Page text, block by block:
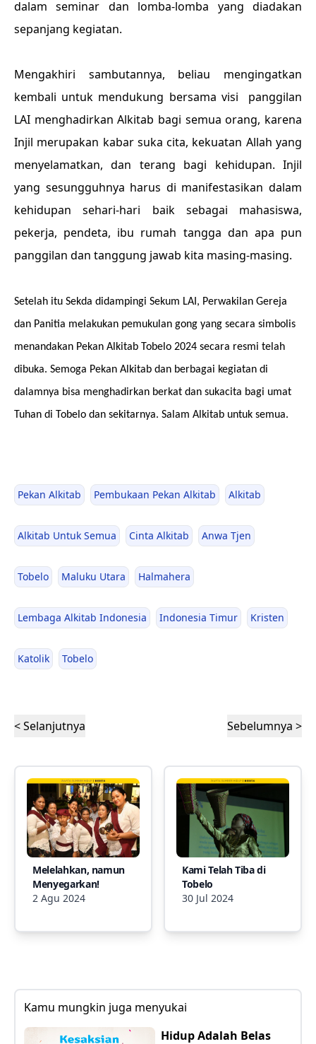
dalam seminar dan lomba-lomba yang diadakan
sepanjang kegiatan.
Mengakhiri sambutannya, beliau mengingatkan
kembali untuk mendukung bersama visi
panggilan
LAI menghadirkan Alkitab bagi semua orang, karena
Injil merupakan kabar suka cita, kekuatan Allah yang
menyelamatkan, dan terang bagi kehidupan. Injil
yang sesungguhnya harus di manifestasikan dalam
kehidupan sehari-hari baik sebagai mahasiswa,
pekerja, pendeta, ibu rumah tangga dan apa pun
panggilan dan tanggung jawab kita masing-masing.
Setelah itu Sekda didampingi Sekum LAI, Perwakilan Gereja
dan Panitia melakukan pemukulan gong yang secara simbolis
menandakan Pekan Alkitab Tobelo 2024 secara resmi telah
dibuka. Semoga Pekan Alkitab dan berbagai kegiatan di
dalamnya bisa menghadirkan berkat dan sukacita bagi umat
Tuhan di Tobelo dan sekitarnya. Salam Alkitab untuk semua.
Pekan Alkitab Pembukaan Pekan Alkitab Alkitab
Alkitab Untuk Semua Cinta Alkitab Anwa Tjen
Tobelo Maluku Utara Halmahera
Lembaga Alkitab Indonesia Indonesia Timur Kristen
Katolik Tobelo
< Selanjutnya Sebelumnya >
Melelahkan, namun
Menyegarkan!
2 Agu 2024
Kami Telah Tiba di
Tobelo
30 Jul 2024
Kamu mungkin juga menyukai
Hidup Adalah Belas